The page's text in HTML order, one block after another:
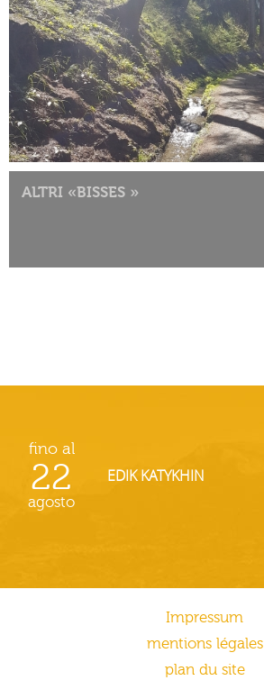
ALTRI «BISSES »
fino al
22
agosto
EDIK KATYKHIN
Impressum
mentions légales
plan du site